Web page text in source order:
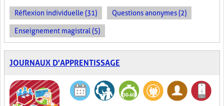
Réflexion individuelle (31) Questions anonymes (2)
Enseignement magistral (5)
JOURNAUX D'APPRENTISSAGE